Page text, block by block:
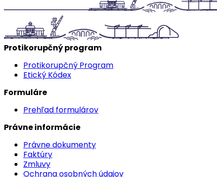
Protikorupčný program
Protikorupčný Program
Etický Kódex
Formuláre
Prehľad formulárov
Právne informácie
Právne dokumenty
Faktúry
Zmluvy
Ochrana osobných údajov